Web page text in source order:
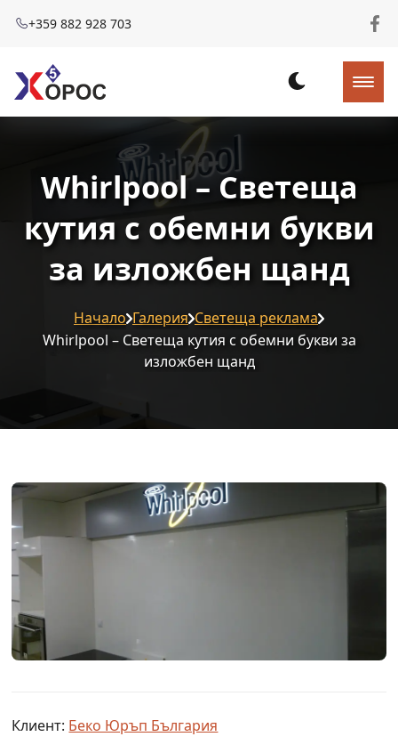
+359 882 928 703
Whirlpool – Светеща
кутия с обемни букви
за изложбен щанд
Начало Галерия Светеща реклама
Whirlpool – Светеща кутия с обемни букви за
изложбен щанд
Клиент: Беко Юръп България